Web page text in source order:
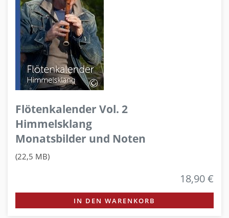
Flötenkalender Vol. 2
Himmelsklang
Monatsbilder und Noten
(22,5 MB)
18,90 €
IN DEN WARENKORB